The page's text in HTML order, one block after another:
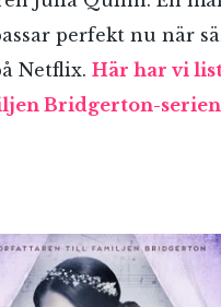
perfekt nu när
Netflix. Här har vi
Bridgerton-